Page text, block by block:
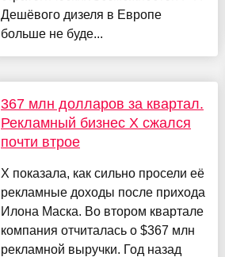
Дешёвого дизеля в Европе
больше не буде...
367 млн долларов за квартал.
Рекламный бизнес X сжался
почти втрое
X показала, как сильно просели её
рекламные доходы после прихода
Илона Маска. Во втором квартале
компания отчиталась о $367 млн
рекламной выручки. Год назад